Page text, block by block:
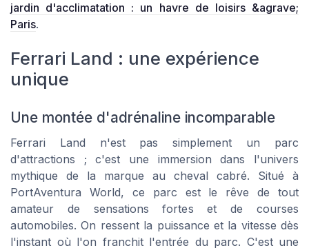
jardin d'acclimatation : un havre de loisirs &agrave;
Paris.
Ferrari Land : une expérience
unique
Une montée d'adrénaline incomparable
Ferrari Land n'est pas simplement un parc
d'attractions ; c'est une immersion dans l'univers
mythique de la marque au cheval cabré. Situé à
PortAventura World, ce parc est le rêve de tout
amateur de sensations fortes et de courses
automobiles. On ressent la puissance et la vitesse dès
l'instant où l'on franchit l'entrée du parc. C'est une